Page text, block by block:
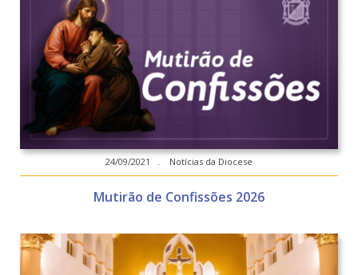
24/09/2021 . Notícias da Diocese
Mutirão de Confissões 2026